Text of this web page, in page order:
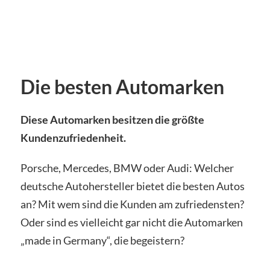
Die besten Automarken
Diese Automarken besitzen die größte
Kundenzufriedenheit.
Porsche, Mercedes, BMW oder Audi: Welcher
deutsche Autohersteller bietet die besten Autos
an? Mit wem sind die Kunden am zufriedensten?
Oder sind es vielleicht gar nicht die Automarken
„made in Germany“, die begeistern?